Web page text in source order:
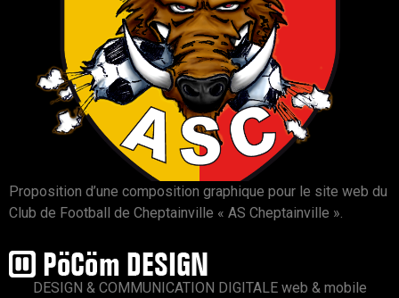
Proposition d’une composition graphique pour le site web du
Club de Football de Cheptainville « AS Cheptainville ».
DESIGN & COMMUNICATION DIGITALE web & mobile